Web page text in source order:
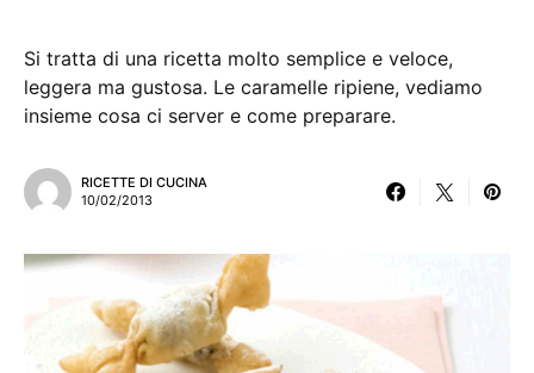
Si tratta di una ricetta molto semplice e veloce,
leggera ma gustosa. Le caramelle ripiene, vediamo
insieme cosa ci server e come preparare.
RICETTE DI CUCINA
10/02/2013